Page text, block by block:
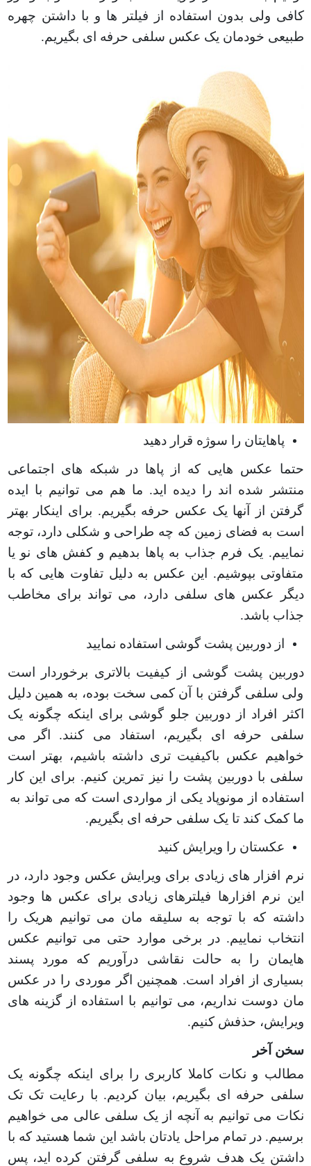
کافی ولی بدون استفاده از فیلتر ها و با داشتن چهره
طبیعی خودمان یک عکس سلفی حرفه ای بگیریم.
پاهایتان را سوژه قرار دهید
حتما عکس هایی که از پاها در شبکه های اجتماعی
منتشر شده اند را دیده اید. ما هم می توانیم با ایده
گرفتن از آنها یک عکس حرفه بگیریم. برای اینکار بهتر
است به فضای زمین که چه طراحی و شکلی دارد، توجه
نماییم. یک فرم جذاب به پاها بدهیم و کفش های نو یا
متفاوتی بپوشیم. این عکس به دلیل تفاوت هایی که با
دیگر عکس های سلفی دارد، می تواند برای مخاطب
جذاب باشد.
از دوربین پشت گوشی استفاده نمایید
دوربین پشت گوشی از کیفیت بالاتری برخوردار است
ولی سلفی گرفتن با آن کمی سخت بوده، به همین دلیل
اکثر افراد از دوربین جلو گوشی برای اینکه چگونه یک
سلفی حرفه ای بگیریم، استفاد می کنند. اگر می
خواهیم عکس باکیفیت تری داشته باشیم، بهتر است
سلفی با دوربین پشت را نیز تمرین کنیم. برای این کار
استفاده از مونوپاد یکی از مواردی است که می تواند به
ما کمک کند تا یک سلفی حرفه ای بگیریم.
عکستان را ویرایش کنید
نرم افزار های زیادی برای ویرایش عکس وجود دارد، در
این نرم افزارها فیلترهای زیادی برای عکس ها وجود
داشته که با توجه به سلیقه مان می توانیم هریک را
انتخاب نماییم. در برخی موارد حتی می توانیم عکس
هایمان را به حالت نقاشی درآوریم که مورد پسند
بسیاری از افراد است. همچنین اگر موردی را در عکس
مان دوست نداریم، می توانیم با استفاده از گزینه های
ویرایش، حذفش کنیم.
سخن آخر
مطالب و نکات کاملا کاربری را برای اینکه چگونه یک
سلفی حرفه ای بگیریم، بیان کردیم. با رعایت تک تک
نکات می توانیم به آنچه از یک سلفی عالی می خواهیم
برسیم. در تمام مراحل یادتان باشد این شما هستید که با
داشتن یک هدف شروع به سلفی گرفتن کرده اید، پس